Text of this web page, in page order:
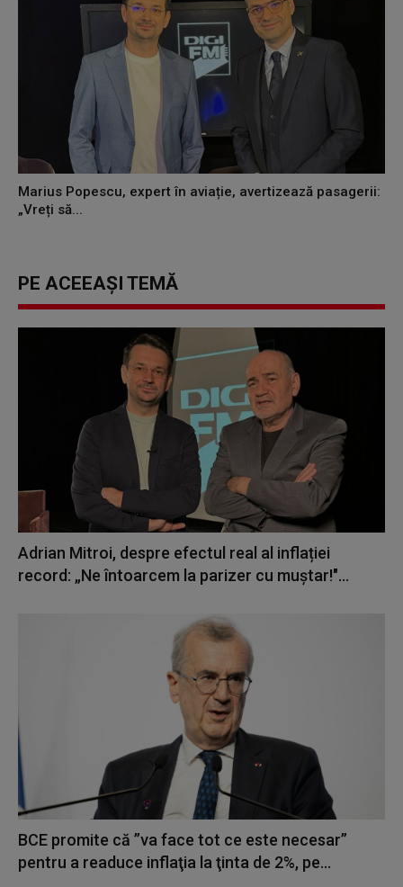
Marius Popescu, expert în aviație, avertizează pasagerii:
„Vreți să...
PE ACEEAȘI TEMĂ
Adrian Mitroi, despre efectul real al inflației
record: „Ne întoarcem la parizer cu muștar!"...
BCE promite că ”va face tot ce este necesar”
pentru a readuce inflaţia la ţinta de 2%, pe...